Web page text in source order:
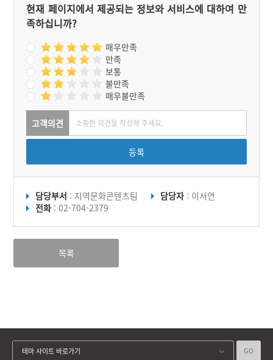
현재 페이지에서 제공되는 정보와 서비스에 대하여 만
족하십니까?
매우만족
만족
보통
불만족
매우불만족
고객의견
등록
담당부서 : 지역문화콘텐츠팀 담당자 : 이서연
전화 : 02-704-2379
목록
테마 사이트 바로가기 GO